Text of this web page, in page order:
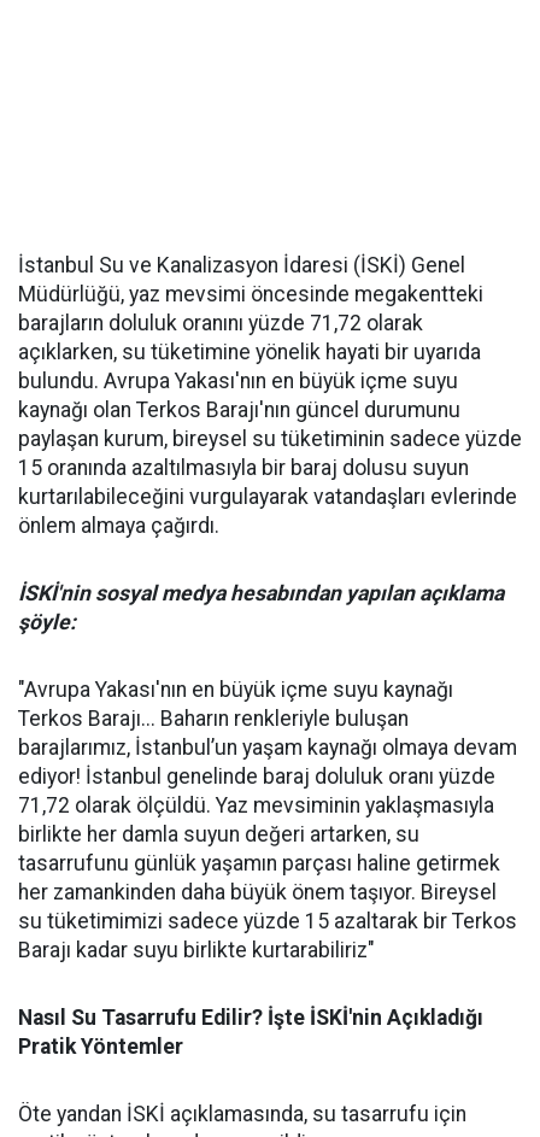
İstanbul Su ve Kanalizasyon İdaresi (İSKİ) Genel
Müdürlüğü, yaz mevsimi öncesinde megakentteki
barajların doluluk oranını yüzde 71,72 olarak
açıklarken, su tüketimine yönelik hayati bir uyarıda
bulundu. Avrupa Yakası'nın en büyük içme suyu
kaynağı olan Terkos Barajı'nın güncel durumunu
paylaşan kurum, bireysel su tüketiminin sadece yüzde
15 oranında azaltılmasıyla bir baraj dolusu suyun
kurtarılabileceğini vurgulayarak vatandaşları evlerinde
önlem almaya çağırdı.
İSKİ'nin sosyal medya hesabından yapılan açıklama
şöyle:
"Avrupa Yakası'nın en büyük içme suyu kaynağı
Terkos Barajı... Baharın renkleriyle buluşan
barajlarımız, İstanbul’un yaşam kaynağı olmaya devam
ediyor! İstanbul genelinde baraj doluluk oranı yüzde
71,72 olarak ölçüldü. Yaz mevsiminin yaklaşmasıyla
birlikte her damla suyun değeri artarken, su
tasarrufunu günlük yaşamın parçası haline getirmek
her zamankinden daha büyük önem taşıyor. Bireysel
su tüketimimizi sadece yüzde 15 azaltarak bir Terkos
Barajı kadar suyu birlikte kurtarabiliriz"
Nasıl Su Tasarrufu Edilir? İşte İSKİ'nin Açıkladığı
Pratik Yöntemler
Öte yandan İSKİ açıklamasında, su tasarrufu için